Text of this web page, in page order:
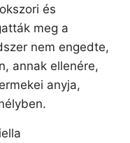
és
meg a
nem engedte,
annak ellenére,
anyja,